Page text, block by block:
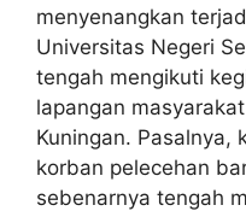
menyenangkan
Universitas Negeri
tengah mengikuti
lapangan
Kuningan. Pasalnya,
korban pelecehan
sebenarnya tengah